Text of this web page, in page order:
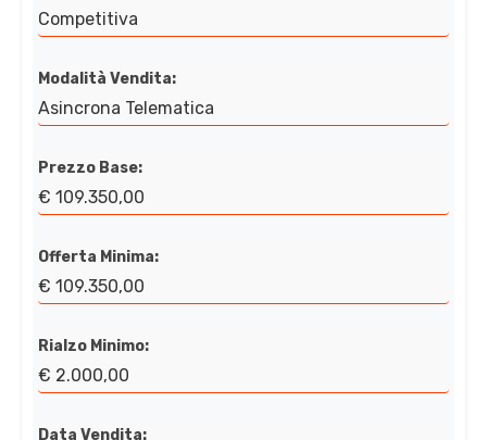
Competitiva
Modalità Vendita:
Asincrona Telematica
Prezzo Base:
€ 109.350,00
Offerta Minima:
€ 109.350,00
Rialzo Minimo:
€ 2.000,00
Data Vendita: